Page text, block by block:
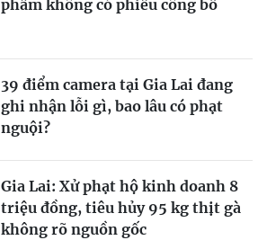
phẩm không có phiếu công bố
39 điểm camera tại Gia Lai đang
ghi nhận lỗi gì, bao lâu có phạt
nguội?
Gia Lai: Xử phạt hộ kinh doanh 8
triệu đồng, tiêu hủy 95 kg thịt gà
không rõ nguồn gốc